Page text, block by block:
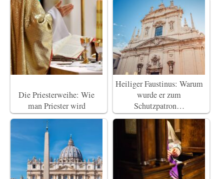
Die Priesterweihe: Wie
man Priester wird
Heiliger Faustinus: Warum
wurde er zum
Schutzpatron…